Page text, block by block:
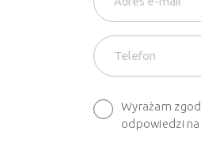
Wyrażam
odpowiedzi